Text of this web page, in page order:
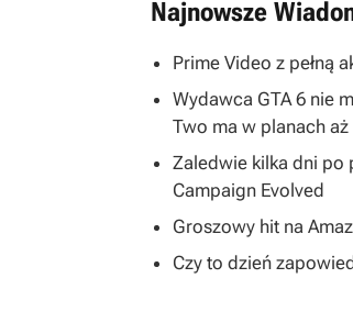
Najnowsze
Prime Video z pełną
Wydawca GTA 6 nie
Two ma w planach
Zaledwie kilka dni po
Campaign Evolved
Groszowy hit na
Czy to dzień